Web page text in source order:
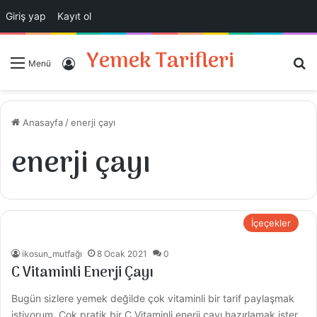
Giriş yap Kayıt ol
Menü Giriş Yap
Yemek Tarifleri
Anasayfa /enerji çayı
enerji çayı
İçeçekler
ikosun_mutfağı 8 Ocak 2021 0
C Vitaminli Enerji Çayı
Bugün sizlere yemek değilde çok vitaminli bir tarif paylaşmak
istiyorum. Çok pratik bir C Vitaminli enerji çayı hazırlamak ister